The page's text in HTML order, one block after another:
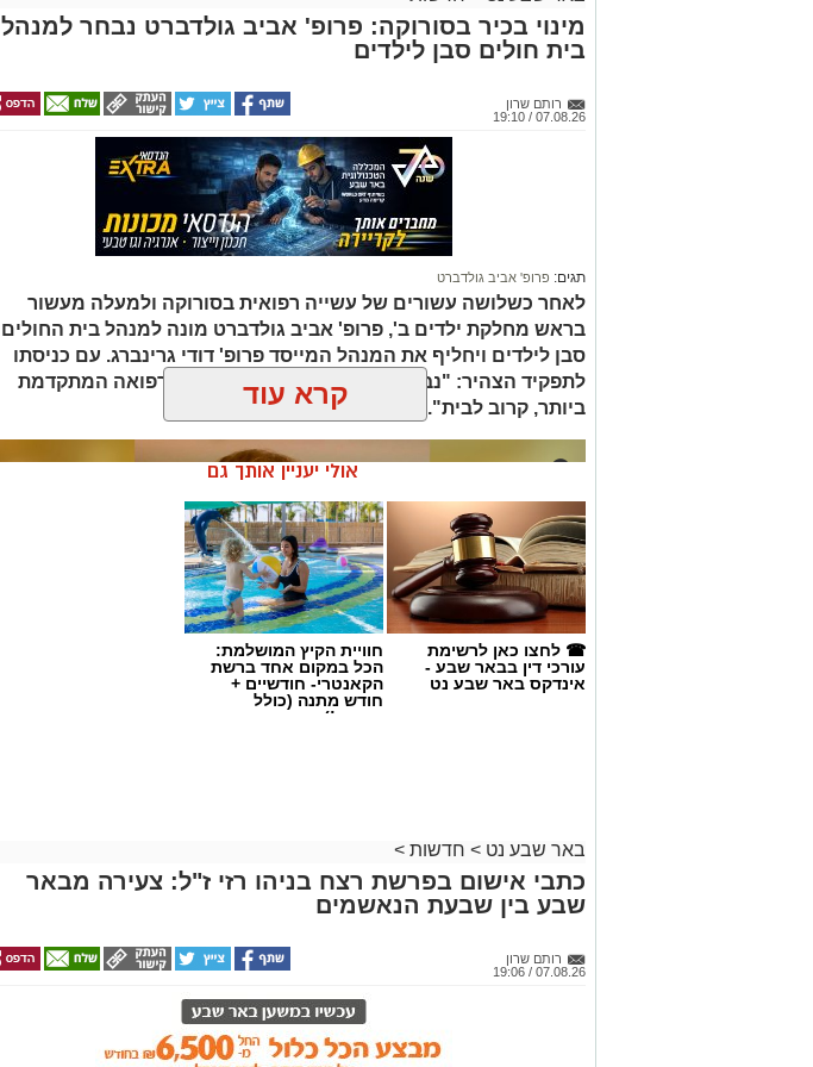
מינוי בכיר בסורוקה: פרופ' אביב גולדברט נבחר למנהל
בית חולים סבן לילדים
רותם שרון
07.08.26 / 19:10
תגים: פרופ' אביב גולדברט
לאחר כשלושה עשורים של עשייה רפואית בסורוקה ולמעלה מעשור
בראש מחלקת ילדים ב', פרופ' אביב גולדברט מונה למנהל בית החולים
סבן לילדים ויחליף את המנהל המייסד פרופ' דודי גרינברג. עם כניסתו
לתפקיד הצהיר: "נבטיח שכל ילד וילדה בנגב יזכו לרפואה המתקדמת
ביותר, קרוב לבית".
קרדיט: סורוקה
המרכז הרפואי האוניברסיטאי סורוקה מקבוצת כללית הודיע על מינויו של פרופ'
אביב גולדברט למנהל בית החולים סבן לילדים. פרופ' גולדברט נכנס לנעליו של
פרופ' דודי גרינברג, המנהל המייסד של בית החולים, שהוביל לאורך שנים את
קרא עוד
אולי יעניין אותך גם
☎ לחצו כאן לרשימת
עורכי דין בבאר שבע -
אינדקס באר שבע נט
חוויית הקיץ המושלמת:
הכל במקום אחד ברשת
הקאנטרי- חודשיים +
חודש מתנה (כולל
החגים!)
באר שבע נט > חדשות >
כתבי אישום בפרשת רצח בניהו רזי ז"ל: צעירה מבאר
שבע בין שבעת הנאשמים
רותם שרון
07.08.26 / 19:06